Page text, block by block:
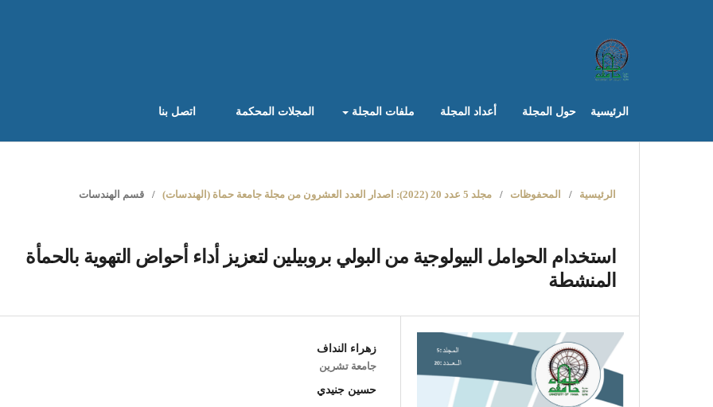
الرئيسية حول المجلة أعداد المجلة ملفات المجلة المجلات المحكمة اتصل بنا
الرئيسية / المحفوظات / مجلد 5 عدد 20 (2022): اصدار العدد العشرون من مجلة جامعة حماة (الهندسات) / قسم الهندسات
استخدام الحوامل البيولوجية من البولي بروبيلين لتعزيز أداء أحواض التهوية بالحمأة
المنشطة
زهراء النداف
جامعة تشرين
حسين جنيدي